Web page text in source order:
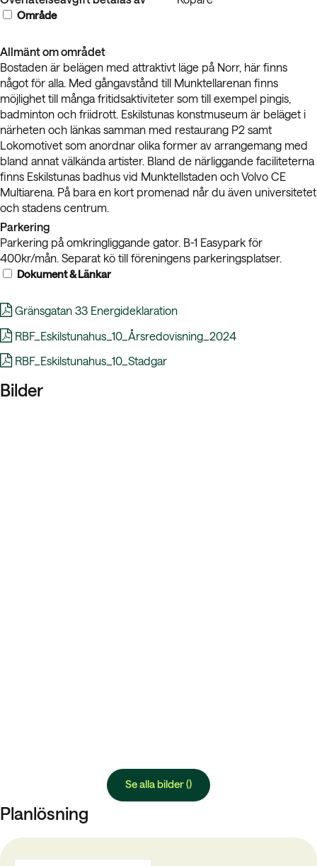
Område
Allmänt om området
Bostaden är belägen med attraktivt läge på Norr, här finns
något för alla. Med gångavstånd till Munktellarenan finns
möjlighet till många fritidsaktiviteter som till exempel pingis,
badminton och friidrott. Eskilstunas konstmuseum är beläget i
närheten och länkas samman med restaurang P2 samt
Lokomotivet som anordnar olika former av arrangemang med
bland annat välkända artister. Bland de närliggande faciliteterna
finns Eskilstunas badhus vid Munktellstaden och Volvo CE
Multiarena. På bara en kort promenad når du även universitetet
och stadens centrum.
Parkering
Parkering på omkringliggande gator. B-1 Easypark för
400kr/mån. Separat kö till föreningens parkeringsplatser.
Dokument & Länkar
Gränsgatan 33 Energideklaration
RBF_Eskilstunahus_10_Årsredovisning_2024
RBF_Eskilstunahus_10_Stadgar
Bilder
Se alla bilder ()
Planlösning